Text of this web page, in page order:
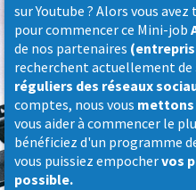
sur Youtube ? Alors vous
pour commencer ce Mini-job
de nos partenaires
recherchent actuellement de
réguliers des réseaux
comptes, nous vous
vous aider à commencer le
bénéficiez d'un programme
vous puissiez empochervos
possible.